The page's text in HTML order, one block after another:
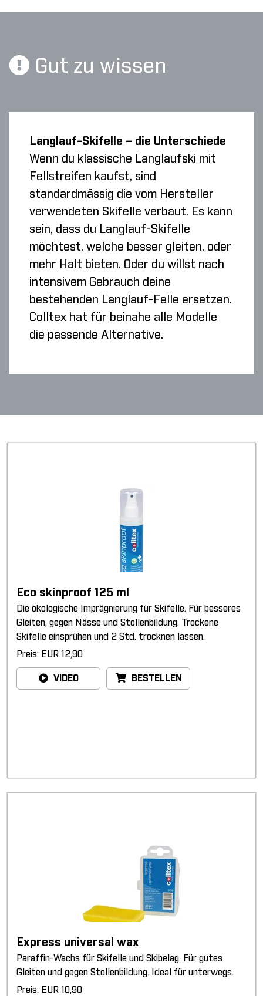
Gut zu wissen
Langlauf-Skifelle – die Unterschiede
Wenn du klassische Langlaufski mit
Fellstreifen kaufst, sind
standardmässig die vom Hersteller
verwendeten Skifelle verbaut. Es kann
sein, dass du Langlauf-Skifelle
möchtest, welche besser gleiten, oder
mehr Halt bieten. Oder du willst nach
intensivem Gebrauch deine
bestehenden Langlauf-Felle ersetzen.
Colltex hat für beinahe alle Modelle
die passende Alternative.
Eco skinproof 125 ml
Die ökologische Imprägnierung für Skifelle. Für besseres
Gleiten, gegen Nässe und Stollenbildung. Trockene
Skifelle einsprühen und 2 Std. trocknen lassen.
Preis: EUR 12,90
VIDEO BESTELLEN
Express universal wax
Paraffin-Wachs für Skifelle und Skibelag. Für gutes
Gleiten und gegen Stollenbildung. Ideal für unterwegs.
Preis: EUR 10,90